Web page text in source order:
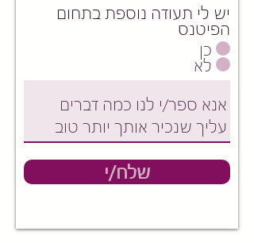
יש לי תעודה נוספת בתחום
הפיטנס
כן
לא
שלח/י